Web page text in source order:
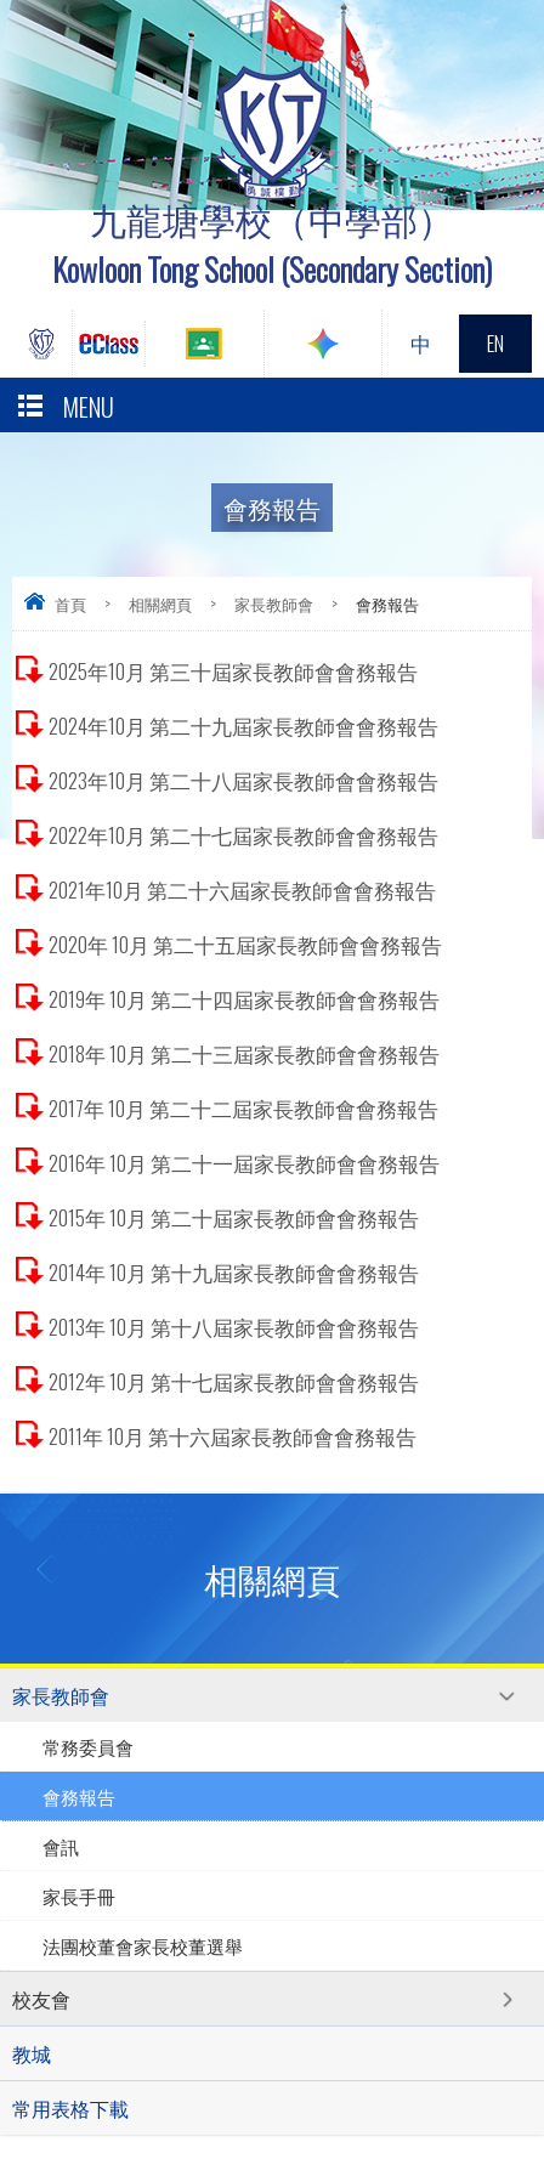
九龍塘學校（中學部）
Kowloon Tong School (Secondary Section)
中 EN
MENU
會務報告
首頁 > 相關網頁 > 家長教師會 > 會務報告
2025年10月 第三十屆家長教師會會務報告
2024年10月 第二十九屆家長教師會會務報告
2023年10月 第二十八屆家長教師會會務報告
2022年10月 第二十七屆家長教師會會務報告
2021年10月 第二十六屆家長教師會會務報告
2020年 10月 第二十五屆家長教師會會務報告
2019年 10月 第二十四屆家長教師會會務報告
2018年 10月 第二十三屆家長教師會會務報告
2017年 10月 第二十二屆家長教師會會務報告
2016年 10月 第二十一屆家長教師會會務報告
2015年 10月 第二十屆家長教師會會務報告
2014年 10月 第十九屆家長教師會會務報告
2013年 10月 第十八屆家長教師會會務報告
2012年 10月 第十七屆家長教師會會務報告
2011年 10月 第十六屆家長教師會會務報告
相關網頁
家長教師會
常務委員會
會務報告
會訊
家長手冊
法團校董會家長校董選舉
校友會
教城
常用表格下載